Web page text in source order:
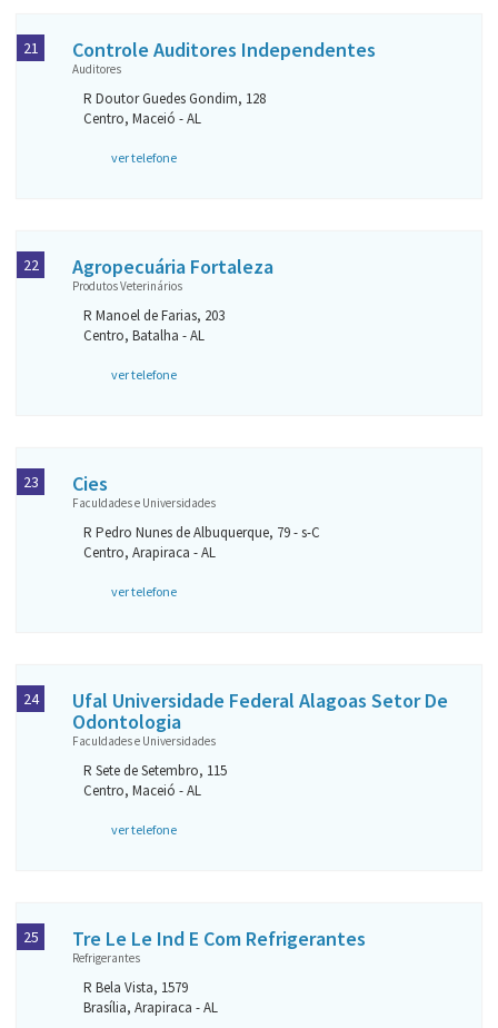
Controle Auditores Independentes
Auditores
R Doutor Guedes Gondim, 128
Centro, Maceió - AL
ver telefone
21
Agropecuária Fortaleza
Produtos Veterinários
R Manoel de Farias, 203
Centro, Batalha - AL
ver telefone
22
Cies
Faculdades e Universidades
R Pedro Nunes de Albuquerque, 79 - s-C
Centro, Arapiraca - AL
ver telefone
23
Ufal Universidade Federal Alagoas Setor De
Odontologia
Faculdades e Universidades
R Sete de Setembro, 115
Centro, Maceió - AL
ver telefone
24
Tre Le Le Ind E Com Refrigerantes
Refrigerantes
R Bela Vista, 1579
Brasília, Arapiraca - AL
25